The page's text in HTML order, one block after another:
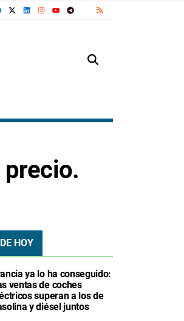
FACEBOOKLINKEDININSTAGRAM
YOUTUBE
TELEGRAM
GOOGLE DISCOVER
precio.
HOY
ya lo ha conseguido:
ventas de coches
superan a los de
y diésel juntos